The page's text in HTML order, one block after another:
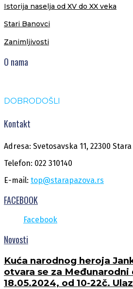
Istorija naselja od XV do XX veka
Stari Banovci
Zanimljivosti
O nama
DOBRODOŠLI
Kontakt
Adresa: Svetosavska 11, 22300 Stara
Telefon: 022 310140
E-mail: top@starapazova.rs
FACEBOOK
Facebook
Novosti
Kuća narodnog heroja
otvara se za Međunarodni
18.05.2024, od 10-22č.